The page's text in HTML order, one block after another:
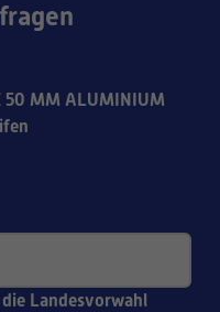
50 MM ALUMINIUM
Landesvorwahl